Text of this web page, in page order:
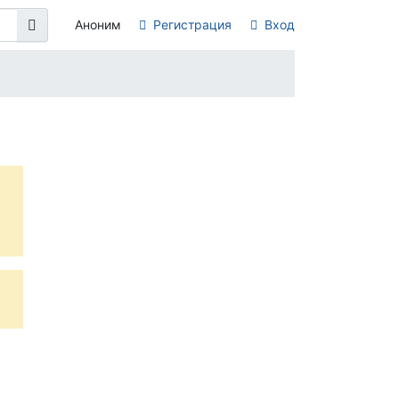
Аноним Регистрация Вход